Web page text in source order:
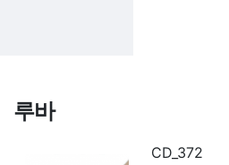
루바
CD_372